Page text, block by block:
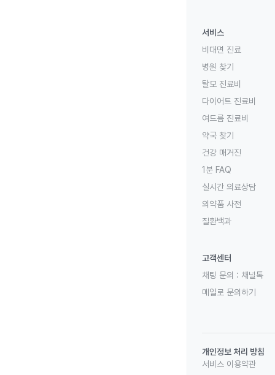
서비스
비대면 진료
병원 찾기
탈모 진료비
다이어트 진료비
여드름 진료비
약국 찾기
건강 매거진
1분 FAQ
실시간 의료상담
의약품 사전
질환백과
고객센터
채팅 문의 : 채널톡
메일로 문의하기
개인정보 처리 방침
서비스 이용약관